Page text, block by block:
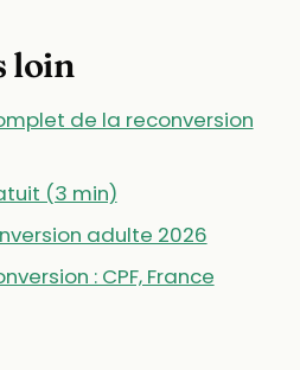
loin
de la reconversion
(3 min)
adulte 2026
: CPF, France